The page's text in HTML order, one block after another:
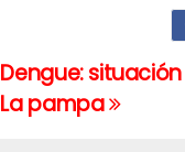
Dengue:
La pampa